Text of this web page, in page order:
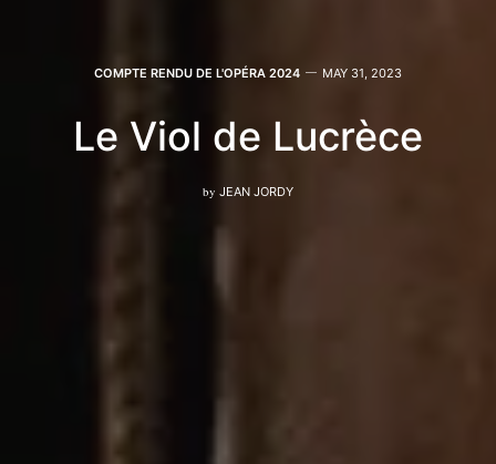
COMPTE RENDU DE L'OPÉRA 2024 MAY 31, 2023
Le Viol de Lucrèce
by JEAN JORDY